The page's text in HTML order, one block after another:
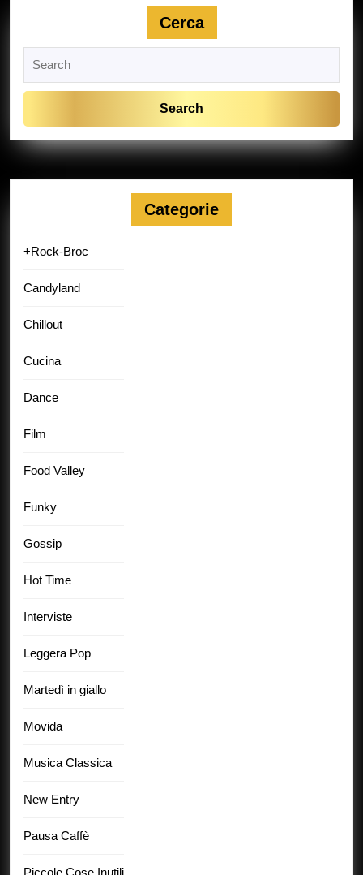
Cerca
for:
Categorie
+Rock-Broc
Candyland
Chillout
Cucina
Dance
Film
Food Valley
Funky
Gossip
Hot Time
Interviste
Leggera Pop
Martedì in giallo
Movida
Musica Classica
New Entry
Pausa Caffè
Piccole Cose Inutili